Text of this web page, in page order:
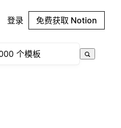
登录 免费获取 Notion